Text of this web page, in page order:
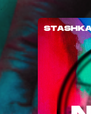
.